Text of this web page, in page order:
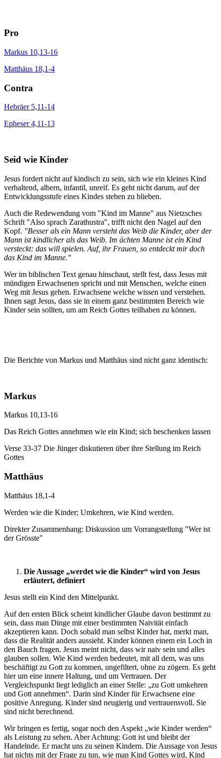
Pro
Markus 10,13-16
Matthäus 18,1-4
Contra
Hebräer 5,11-14
Epheser 4,11-13
Seid wie Kinder
Jesus fordert nicht auf kindisch zu sein, sich wie ein kleines Kind
verhaltend, albern, infantil, unreif. Es geht nicht darum, auf der
Entwicklungsstufe eines Kindes stehen zu blieben.
Auch die Redewendung vom "Kind im Manne" aus Nietzsches
Schrift "Also sprach Zarathustra", trifft nicht den Nagel auf den
Kopf. "Besser als ein Mann versteht das Weib die Kinder, aber der
Mann ist kindlicher als das Weib. Im ächten Manne ist ein Kind
versteckt: das will spielen. Auf, ihr Frauen, so entdeckt mir doch
das Kind im Manne."
Wer im biblischen Text genau hinschaut, stellt fest, dass Jesus mit
mündigen Erwachsenen spricht und mit Menschen, welche einen
Weg mit Jesus gehen. Erwachsene welche wissen und verstehen.
Ihnen sagt Jesus, dass sie in einem ganz bestimmten Bereich wie
Kinder sein sollten, um am Reich Gottes teilhaben zu können.
Die Berichte von Markus und Matthäus sind nicht ganz identisch:
Markus
Markus 10,13-16
Das Reich Gottes annehmen wie ein Kind; sich beschenken lassen
Verse 33-37 Die Jünger diskutieren über ihre Stellung im Reich
Gottes
Matthäus
Matthäus 18,1-4
Werden wie die Kinder; Umkehren, wie Kind werden.
Direkter Zusammenhang: Diskussion um Vorrangstellung "Wer ist
der Grösste"
Die Aussage „werdet wie die Kinder“ wird von Jesus
erläutert, definiert
Jesus stellt ein Kind den Mittelpunkt.
Auf den ersten Blick scheint kindlicher Glaube davon bestimmt zu
sein, dass man Dinge mit einer bestimmten Naivität einfach
akzeptieren kann. Doch sobald man selbst Kinder hat, merkt man,
dass die Realität anders aussieht. Kinder können einem ein Loch in
den Bauch fragen. Jesus meint nicht, dass wir naiv sein und alles
glauben sollen. Wie Kind werden bedeutet, mit all dem, was uns
beschäftigt zu Gott zu kommen, ungefiltert, ohne zu zögern. Es geht
hier um eine innere Haltung, und um Vertrauen. Der
Vergleichspunkt liegt lediglich an einer Stelle: „zu Gott umkehren
und Gott annehmen“. Darin sind Kinder für Erwachsene eine
positive Anregung. Kinder sind neugierig und vertrauensvoll. Sie
sind nicht berechnend.
Wir bringen es fertig, sogar noch den Aspekt „wie Kinder werden“
als Leistung zu sehen. Aber Achtung: Gott ist und bleibt der
Handelnde. Er macht uns zu seinen Kindern. Die Aussage von Jesus
hat nichts mit der Frage zu tun, wie man Kind Gottes wird. Kind